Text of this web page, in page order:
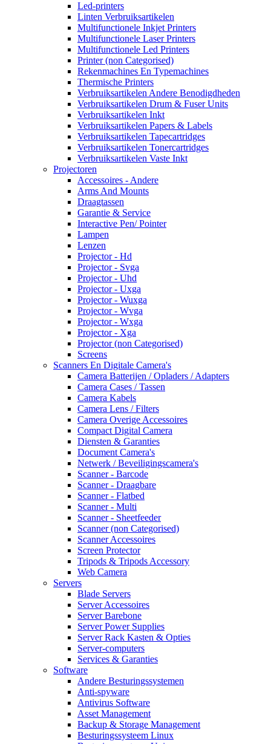
Led-printers
Linten Verbruiksartikelen
Multifunctionele Inkjet Printers
Multifunctionele Laser Printers
Multifunctionele Led Printers
Printer (non Categorised)
Rekenmachines En Typemachines
Thermische Printers
Verbruiksartikelen Andere Benodigdheden
Verbruiksartikelen Drum & Fuser Units
Verbruiksartikelen Inkt
Verbruiksartikelen Papers & Labels
Verbruiksartikelen Tapecartridges
Verbruiksartikelen Tonercartridges
Verbruiksartikelen Vaste Inkt
Projectoren
Accessoires - Andere
Arms And Mounts
Draagtassen
Garantie & Service
Interactive Pen/ Pointer
Lampen
Lenzen
Projector - Hd
Projector - Svga
Projector - Uhd
Projector - Uxga
Projector - Wuxga
Projector - Wvga
Projector - Wxga
Projector - Xga
Projector (non Categorised)
Screens
Scanners En Digitale Camera's
Camera Batterijen / Opladers / Adapters
Camera Cases / Tassen
Camera Kabels
Camera Lens / Filters
Camera Overige Accessoires
Compact Digital Camera
Diensten & Garanties
Document Camera's
Netwerk / Beveiligingscamera's
Scanner - Barcode
Scanner - Draagbare
Scanner - Flatbed
Scanner - Multi
Scanner - Sheetfeeder
Scanner (non Categorised)
Scanner Accessoires
Screen Protector
Tripods & Tripods Accessory
Web Camera
Servers
Blade Servers
Server Accessoires
Server Barebone
Server Power Supplies
Server Rack Kasten & Opties
Server-computers
Services & Garanties
Software
Andere Besturingssystemen
Anti-spyware
Antivirus Software
Asset Management
Backup & Storage Management
Besturingssysteem Linux